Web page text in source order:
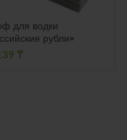
для водки
рубли»
₸